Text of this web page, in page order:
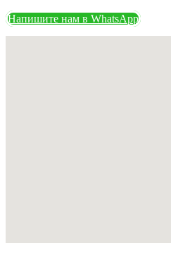
Напишите нам в WhatsApp